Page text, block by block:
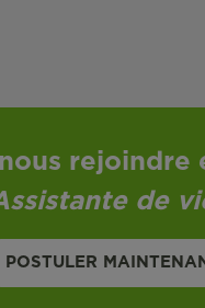
rejoindre
de
POSTULER